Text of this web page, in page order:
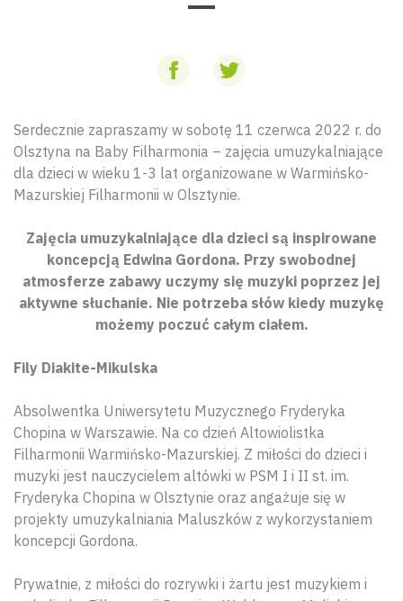
Serdecznie zapraszamy w sobotę 11 czerwca 2022 r. do
Olsztyna na Baby Filharmonia – zajęcia umuzykalniające
dla dzieci w wieku 1-3 lat organizowane w Warmińsko-
Mazurskiej Filharmonii w Olsztynie.
Zajęcia umuzykalniające dla dzieci są inspirowane
koncepcją Edwina Gordona. Przy swobodnej
atmosferze zabawy uczymy się muzyki poprzez jej
aktywne słuchanie. Nie potrzeba słów kiedy muzykę
możemy poczuć całym ciałem.
Fily Diakite-Mikulska
Absolwentka Uniwersytetu Muzycznego Fryderyka
Chopina w Warszawie. Na co dzień Altowiolistka
Filharmonii Warmińsko-Mazurskiej. Z miłości do dzieci i
muzyki jest nauczycielem altówki w PSM I i II st. im.
Fryderyka Chopina w Olsztynie oraz angażuje się w
projekty umuzykalniania Maluszków z wykorzystaniem
koncepcji Gordona.
Prywatnie, z miłości do rozrywki i żartu jest muzykiem i